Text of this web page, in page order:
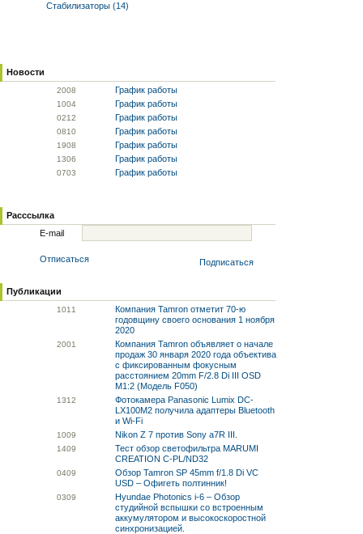
Стабилизаторы (14)
Новости
2008 График работы
1004 График работы
0212 График работы
0810 График работы
1908 График работы
1306 График работы
0703 График работы
Расссылка
E-mail
Отписаться Подписаться
Публикации
1011
Компания Tamron отметит 70-ю
годовщину своего основания 1 ноября
2020
2001
Компания Tamron объявляет о начале
продаж 30 января 2020 года объектива
с фиксированным фокусным
расстоянием 20mm F/2.8 Di III OSD
M1:2 (Модель F050)
1312
Фотокамера Panasonic Lumix DC-
LX100M2 получила адаптеры Bluetooth
и Wi-Fi
1009 Nikon Z 7 против Sony a7R III.
1409
Тест обзор светофильтра MARUMI
CREATION C-PL/ND32
0409
Обзор Tamron SP 45mm f/1.8 Di VC
USD – Офигеть полтинник!
0309
Hyundae Photonics i-6 – Обзор
студийной вспышки со встроенным
аккумулятором и высокоскоростной
синхронизацией.